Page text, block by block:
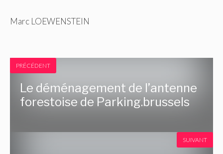
Marc LOEWENSTEIN
PRÉCÉDENT
Le déménagement de l’antenne
forestoise de Parking.brussels
SUIVANT